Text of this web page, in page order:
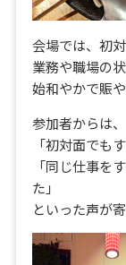
会場では、初
業務や職場の
始和やかで賑
参加者からは、
「初対面でも
「同じ仕事を
た」
といった声が